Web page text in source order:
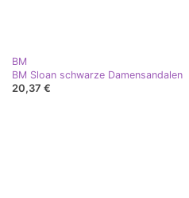
BM
BM Sloan schwarze Damensandalen
20,37 €